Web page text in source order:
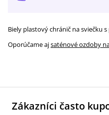
Biely plastový chránič na sviečku
Oporúčame ajsaténové ozdoby
Zákazníci často